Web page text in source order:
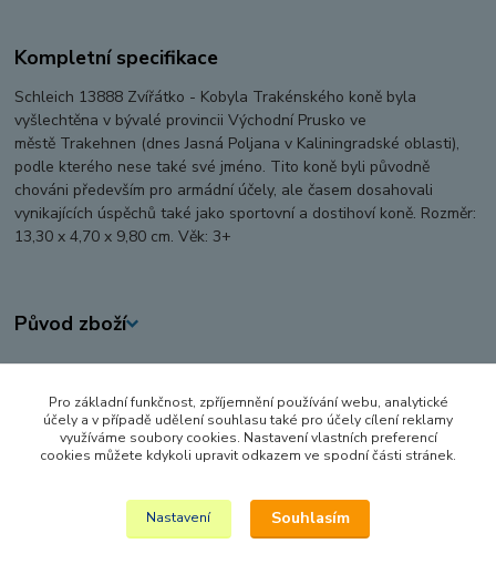
Kompletní specifikace
Schleich 13888 Zvířátko - Kobyla Trakénského koně byla
vyšlechtěna v bývalé provincii Východní Prusko ve
městě Trakehnen (dnes Jasná Poljana v Kaliningradské oblasti),
podle kterého nese také své jméno. Tito koně byli původně
chováni především pro armádní účely, ale časem dosahovali
vynikajících úspěchů také jako sportovní a dostihoví koně. Rozměr:
13,30 x 4,70 x 9,80 cm. Věk: 3+
Původ zboží
Zboží zařazeno v kategoriích
FIGURKY A ZVÍŘÁTKA
SCHLEICH
Pro základní funkčnost, zpříjemnění používání webu, analytické
účely a v případě udělení souhlasu také pro účely cílení reklamy
využíváme soubory cookies. Nastavení vlastních preferencí
cookies můžete kdykoli upravit odkazem ve spodní části stránek.
Nastavení Souhlasím